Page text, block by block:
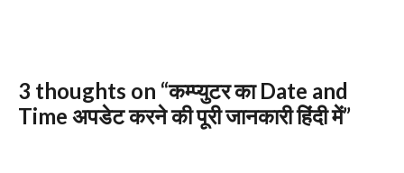
3 thoughts on “कम्प्युटर का Date and
Time अपडेट करने की पूरी जानकारी हिंदी में”